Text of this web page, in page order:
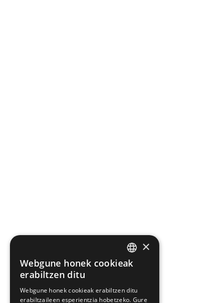
BASQUE
×
Webgune honek cookieak
erabiltzen ditu
Webgune honek cookieak erabiltzen ditu
erabiltzaileen esperientzia hobetzeko. Gure